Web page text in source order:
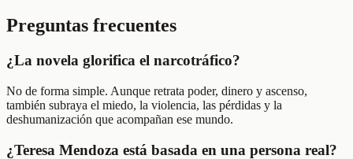
Preguntas frecuentes
¿La novela glorifica el narcotráfico?
No de forma simple. Aunque retrata poder, dinero y ascenso,
también subraya el miedo, la violencia, las pérdidas y la
deshumanización que acompañan ese mundo.
¿Teresa Mendoza está basada en una persona real?